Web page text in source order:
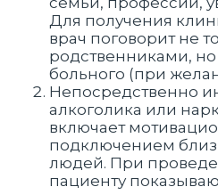
Для получения
врач поговорит не
родственниками,
больного (при
Непосредственно
алкоголика или
включает
подключением
людей. При
пациенту